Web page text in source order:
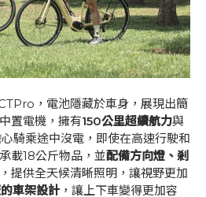
，電池隱藏於車身，展現出簡
置電機，擁有150公里超續航力與
心騎乘途中沒電，即使在高速行駛和
載18公斤物品，並配備方向燈、剎
，提供全天候清晰照明，讓視野更加
車架設計 ，讓上下車變得更加容